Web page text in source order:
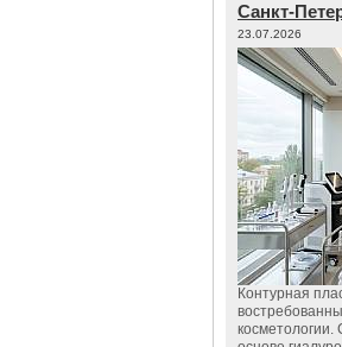
Санкт-
23.07.2026
Контурная